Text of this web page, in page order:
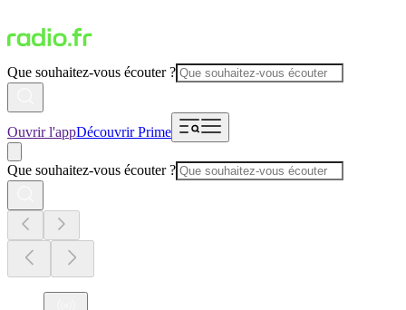
Que souhaitez-vous écouter ?
Ouvrir l'appDécouvrir Prime
Que souhaitez-vous écouter ?